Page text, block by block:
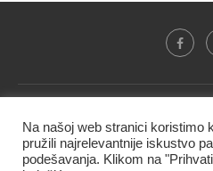
BIF PRESS doo" i ne smeju se
ni u celosti, bez izričite
Na našoj web stranici koristimo
pružili najrelevantnije iskustvo
podešavanja. Klikom na